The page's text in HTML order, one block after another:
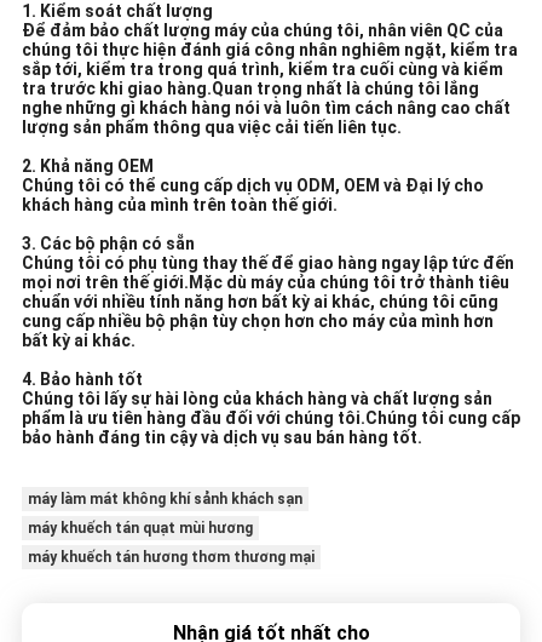
1. Kiểm soát chất lượng
Để đảm bảo chất lượng máy của chúng tôi, nhân viên QC của
chúng tôi thực hiện đánh giá công nhân nghiêm ngặt, kiểm tra
sắp tới, kiểm tra trong quá trình, kiểm tra cuối cùng và kiểm
tra trước khi giao hàng.Quan trọng nhất là chúng tôi lắng
nghe những gì khách hàng nói và luôn tìm cách nâng cao chất
lượng sản phẩm thông qua việc cải tiến liên tục.
2. Khả năng OEM
Chúng tôi có thể cung cấp dịch vụ ODM, OEM và Đại lý cho
khách hàng của mình trên toàn thế giới.
3. Các bộ phận có sẵn
Chúng tôi có phụ tùng thay thế để giao hàng ngay lập tức đến
mọi nơi trên thế giới.Mặc dù máy của chúng tôi trở thành tiêu
chuẩn với nhiều tính năng hơn bất kỳ ai khác, chúng tôi cũng
cung cấp nhiều bộ phận tùy chọn hơn cho máy của mình hơn
bất kỳ ai khác.
4. Bảo hành tốt
Chúng tôi lấy sự hài lòng của khách hàng và chất lượng sản
phẩm là ưu tiên hàng đầu đối với chúng tôi.Chúng tôi cung cấp
bảo hành đáng tin cậy và dịch vụ sau bán hàng tốt.
máy làm mát không khí sảnh khách sạn
máy khuếch tán quạt mùi hương
máy khuếch tán hương thơm thương mại
Nhận giá tốt nhất cho